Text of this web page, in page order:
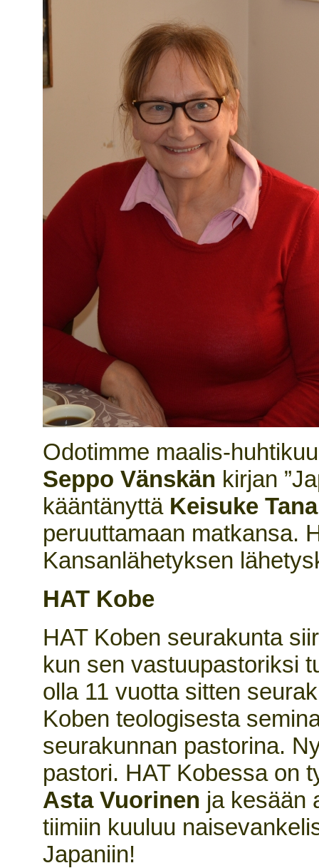
Odotimme maalis-
Seppo Vänskän kirjan
kääntänyttäKeisuke
peruuttamaan matkansa.
Kansanlähetyksen
HAT Kobe
HAT Koben seurakunta
kun sen vastuupastoriksi
olla 11 vuotta sitten
Koben teologisesta
seurakunnan pastorina.
pastori. HAT Kobessa on
Asta Vuorinen ja kesään
tiimiin kuuluu
Japaniin!